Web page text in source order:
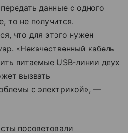
данные с одного
то не получится.
что для этого нужен
«Некачественный кабель
питаемые USB-линии двух
вызвать
с электрикой», —
посоветовали